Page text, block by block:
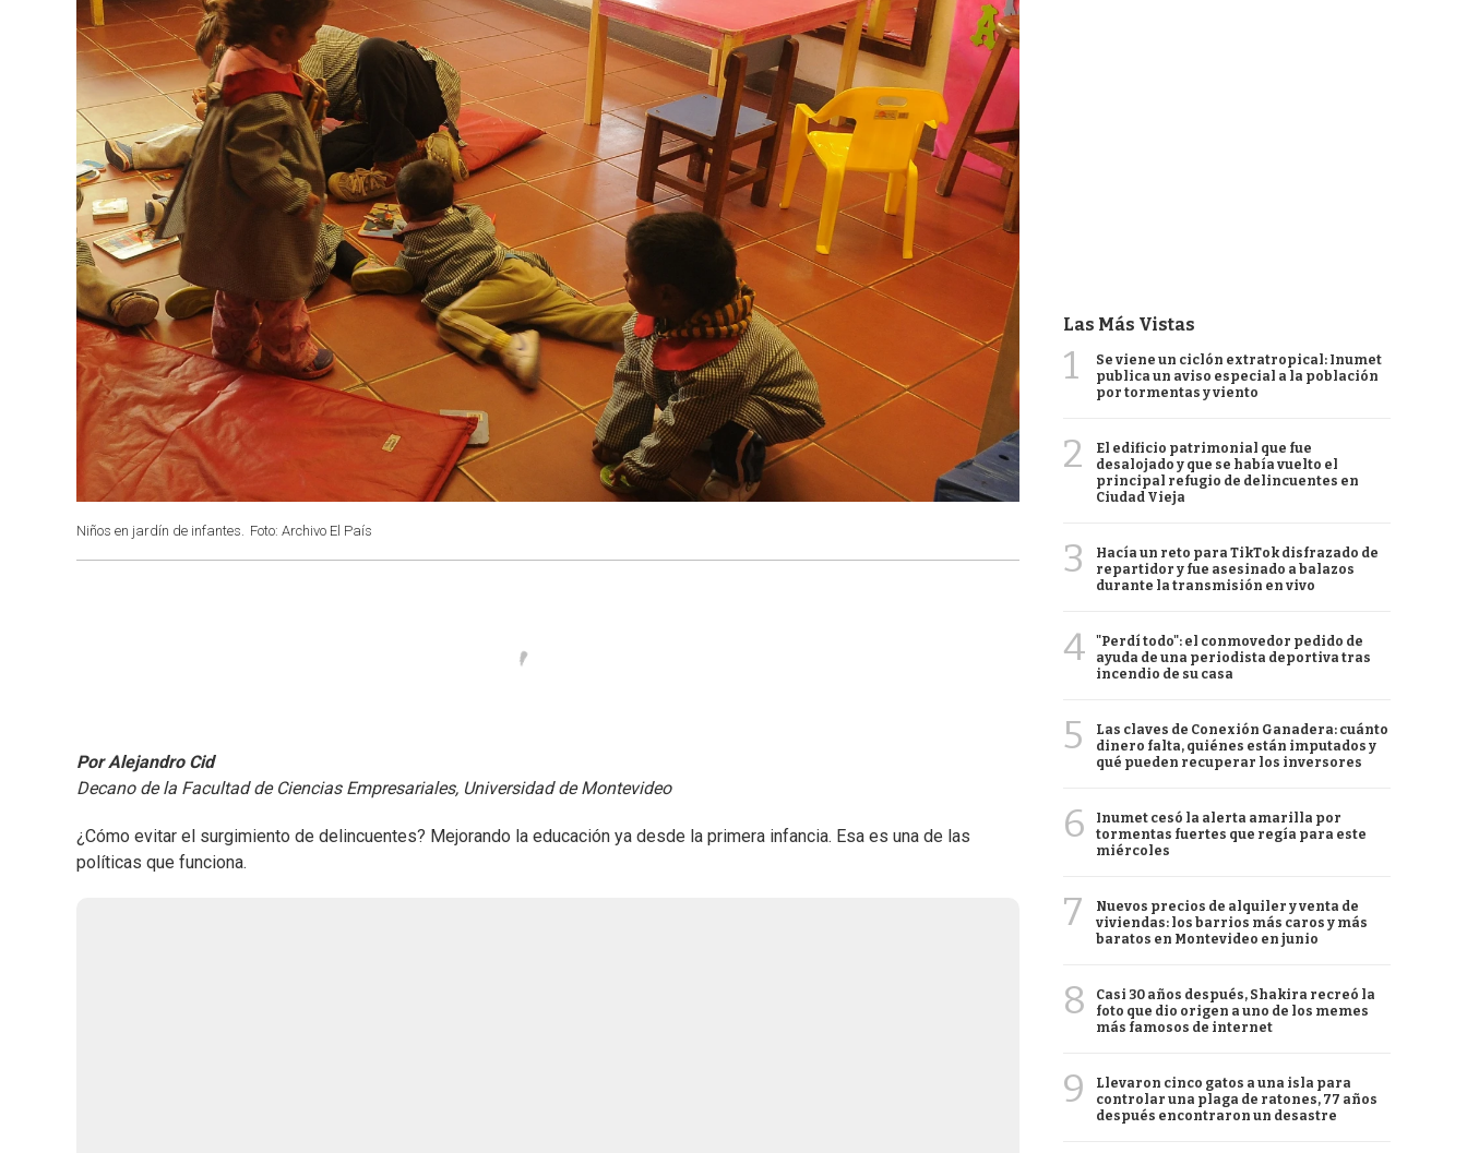
Niños en jardín de infantes. Foto: Archivo El País
Por Alejandro Cid
Decano de la Facultad de Ciencias Empresariales, Universidad de Montevideo
¿Cómo evitar el surgimiento de delincuentes? Mejorando la educación ya desde la primera infancia. Esa es una de las
políticas que funciona.
Las Más Vistas
1
Se viene un ciclón extratropical: Inumet
publica un aviso especial a la población
por tormentas y viento
2
El edificio patrimonial que fue
desalojado y que se había vuelto el
principal refugio de delincuentes en
Ciudad Vieja
3
Hacía un reto para TikTok disfrazado de
repartidor y fue asesinado a balazos
durante la transmisión en vivo
4
"Perdí todo": el conmovedor pedido de
ayuda de una periodista deportiva tras
incendio de su casa
5
Las claves de Conexión Ganadera: cuánto
dinero falta, quiénes están imputados y
qué pueden recuperar los inversores
6
Inumet cesó la alerta amarilla por
tormentas fuertes que regía para este
miércoles
7
Nuevos precios de alquiler y venta de
viviendas: los barrios más caros y más
baratos en Montevideo en junio
8
Casi 30 años después, Shakira recreó la
foto que dio origen a uno de los memes
más famosos de internet
9
Llevaron cinco gatos a una isla para
controlar una plaga de ratones, 77 años
después encontraron un desastre